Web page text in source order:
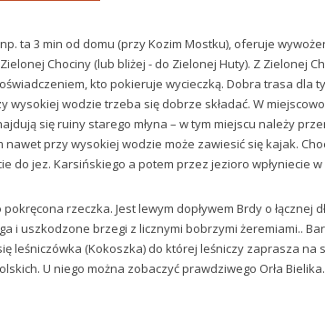
ta 3 min od domu (przy Kozim Mostku), oferuje
Chociny (lub bliżej - do Zielonej Huty). Z Zielonej
kto pokieruje wycieczką. Dobra trasa dla
wysokiej wodzie trzeba się dobrze składać. W
się ruiny starego młyna – w tym miejscu należy
przy wysokiej wodzie może zawiesić się kajak.
do jez. Karsińskiego a potem przez jezioro wpłyniecie
rzeczka. Jest lewym dopływem Brdy o łącznej
i uszkodzone brzegi z licznymi bobrzymi żeremiami..
leśniczówka (Kokoszka) do której leśniczy zaprasza
U niego można zobaczyć prawdziwego Orła Bielika.